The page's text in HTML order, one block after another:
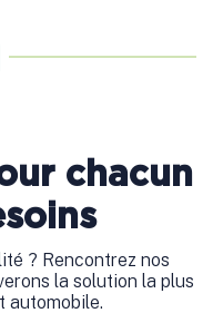
chacun
? Rencontrez nos
la solution la plus
automobile.